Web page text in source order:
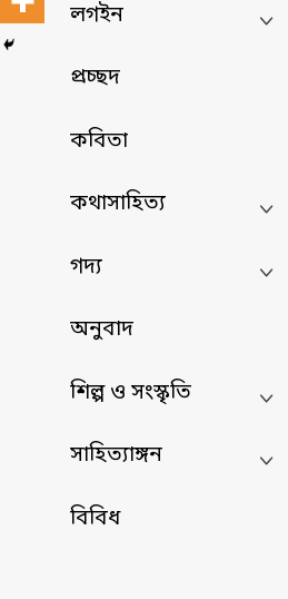
লগইন
প্রচ্ছদ
কবিতা
কথাসাহিত্য
গদ্য
অনুবাদ
শিল্প ও সংস্কৃতি
সাহিত্যাঙ্গন
বিবিধ